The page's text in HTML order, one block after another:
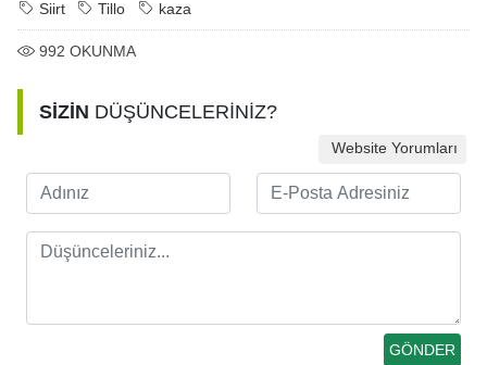
Siirt Tillo kaza
992 OKUNMA
SİZİN DÜŞÜNCELERİNİZ?
Website Yorumları